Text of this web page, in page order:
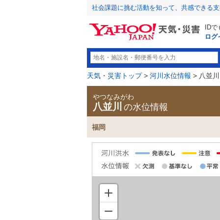
社会課題に挑む活動を知って、共感できる
ID
ログ
天気・災害トップ> 河川水位情報 > 八並川
やつなみがわ
八並川 の水位情報
福岡